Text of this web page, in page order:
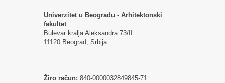
Univerzitet u Beogradu - Arhitektonski
fakultet
Bulevar kralja Aleksandra 73/II
11120 Beograd, Srbija
Žiro račun: 840-0000032849845-71